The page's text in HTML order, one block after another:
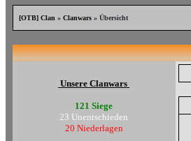
[OTB] Clan » Clanwars» Übersicht
Unsere Clanwars
121 Siege
23 Unentschieden
20 Niederlagen